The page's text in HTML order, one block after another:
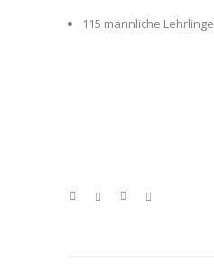
115 männliche Lehrlinge